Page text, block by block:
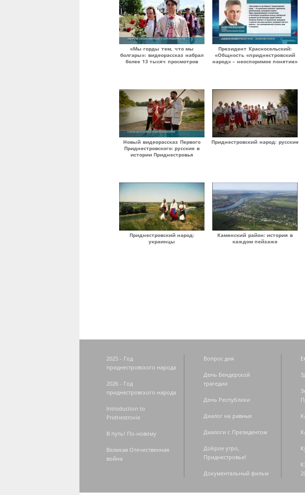
«Мы горды тем, что мы
болгары»: видеорассказ набрал
более 13 тысяч просмотров
Президент Красносельский:
«Общность «приднестровский
народ» – неоспоримое понятие»
Новый видеорассказ Первого
Приднестровского: русские в
истории Приднестровья
Приднестровский народ: русские
Приднестровский народ:
украинцы
Каменский район: история в
каждом пейзаже
2025 - Год
приднестровского народа
2026 - Год
приднестровского народа
Introduction to
Pridnestrovie
В путь! По-новому
Великая Отечественная
война
Вопрос дня
День Бендерской
трагедии
День Республики
Диалог на равных
Диалоги с Президентом
Доброе утро,
Приднестровье!
Документальный фильм